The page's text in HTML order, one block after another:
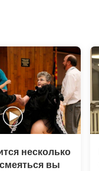
несколько
вы